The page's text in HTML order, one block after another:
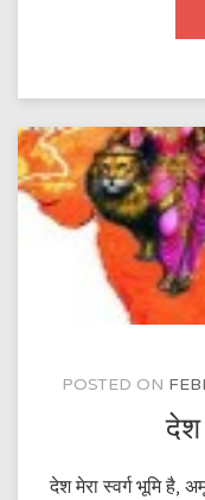
POSTED ON
देश
देश मेरा स्वर्ग भूमि है,